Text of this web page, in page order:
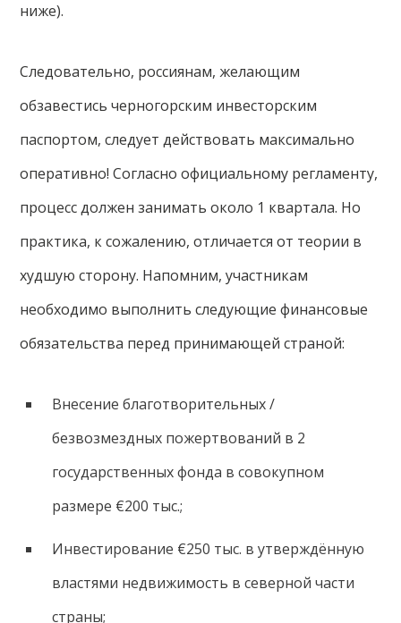
ниже).
Следовательно, россиянам, желающим
обзавестись черногорским инвесторским
паспортом, следует действовать максимально
оперативно! Согласно официальному регламенту,
процесс должен занимать около 1 квартала. Но
практика, к сожалению, отличается от теории в
худшую сторону. Напомним, участникам
необходимо выполнить следующие финансовые
обязательства перед принимающей страной:
Внесение благотворительных /
безвозмездных пожертвований в 2
государственных фонда в совокупном
размере €200 тыс.;
Инвестирование €250 тыс. в утверждённую
властями недвижимость в северной части
страны;